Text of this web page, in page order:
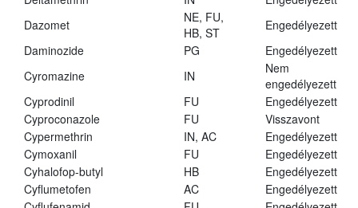
Dazomet
NE, FU,
HB, ST
Engedélyezett
Daminozide
PG
Engedélyezett
Cyromazine
IN
Nem
engedélyezett
Cyprodinil
FU
Engedélyezett
Cyproconazole
FU
Visszavont
Cypermethrin
IN, AC
Engedélyezett
Cymoxanil
FU
Engedélyezett
Cyhalofop-butyl
HB
Engedélyezett
Cyflumetofen
AC
Engedélyezett